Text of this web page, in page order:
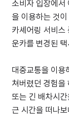
소비자 입장에서
을 이용하는 것
카셰어링 서비스
운카를 변경된
대중교통을 이용
쳐버렸던 경험을
또는 긴 배차시
근 시간을 떠나